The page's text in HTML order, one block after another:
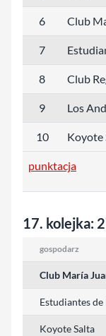
6 Club
7
8 Club
9 Los
10 Koyote
punktacja
17. kolejka:
gospodarz
Club María
Estudiantes de
Koyote Salta